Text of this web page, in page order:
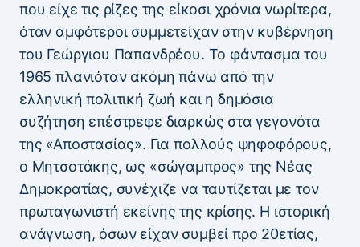
που είχε τις ρίζες της είκοσι χρόνια νωρίτερα,
όταν αμφότεροι συμμετείχαν στην κυβέρνηση
του Γεώργιου Παπανδρέου. Το φάντασμα του
1965 πλανιόταν ακόμη πάνω από την
ελληνική πολιτική ζωή και η δημόσια
συζήτηση επέστρεφε διαρκώς στα γεγονότα
της «Αποστασίας». Για πολλούς ψηφοφόρους,
ο Μητσοτάκης, ως «σώγαμπρος» της Νέας
Δημοκρατίας, συνέχιζε να ταυτίζεται με τον
πρωταγωνιστή εκείνης της κρίσης. Η ιστορική
ανάγνωση, όσων είχαν συμβεί προ 20ετίας,